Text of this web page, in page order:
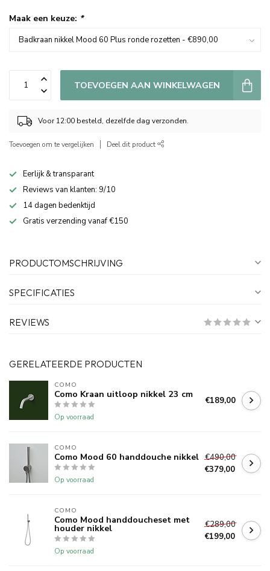
Maak een keuze: *
TOEVOEGEN AAN WINKELWAGEN
Voor 12:00 besteld, dezelfde dag verzonden.
Toevoegen om te vergelijken Deel dit product
Eerlijk & transparant
Reviews van klanten: 9/10
14 dagen bedenktijd
Gratis verzending vanaf €150
PRODUCTOMSCHRIJVING
SPECIFICATIES
REVIEWS
GERELATEERDE PRODUCTEN
COMO
Como Kraan uitloop nikkel 23 cm
Op voorraad
€189,00
COMO
Como Mood 60 handdouche nikkel
Op voorraad
€490,00
€379,00
COMO
Como Mood handdoucheset met
houder nikkel
Op voorraad
€289,00
€199,00